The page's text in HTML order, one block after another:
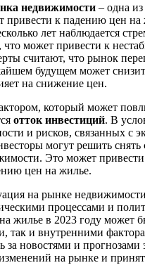
недвижимости – одна
привести к падению цен на
лет наблюдается
может привести к
считают, что рынок
будущем может
на снижение цен.
который может
отток инвестиций. В
и рисков, связанных с
могут решить
Это может
цен на жилье.
на рынке недвижимости
процессами и
жилье в 2023 году может
так и внутренними
за новостями и прогнозами
на рынке и